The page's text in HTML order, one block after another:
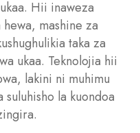
Hii inaweza
mashine za
taka za
ukaa. Teknolojia hii
lakini ni muhimu
la kuondoa